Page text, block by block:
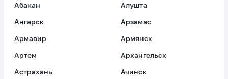
Абакан
Алушта
Ангарск
Арзамас
Армавир
Армянск
Артем
Архангельск
Астрахань
Ачинск